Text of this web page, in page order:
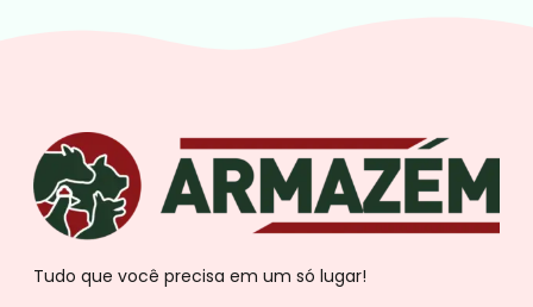
Tudo que você precisa em um só lugar!